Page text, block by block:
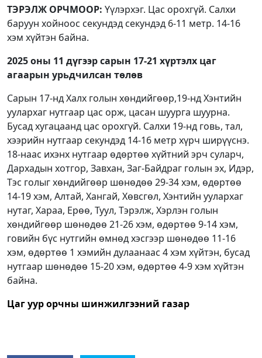
ТЭРЭЛЖ ОРЧМООР: Үүлэрхэг. Цас орохгүй. Салхи
баруун хойноос секундэд секундэд 6-11 метр. 14-16
хэм хүйтэн байна.
2025 оны 11 дүгээр сарын 17-21 хүртэлх цаг
агаарын урьдчилсан төлөв
Сарын 17-нд Халх голын хөндийгөөр,19-нд Хэнтийн
уулархаг нутгаар цас орж, цасан шуурга шуурна.
Бусад хугацаанд цас орохгүй. Салхи 19-нд говь, тал,
хээрийн нутгаар секундэд 14-16 метр хүрч ширүүснэ.
18-наас ихэнх нутгаар өдөртөө хүйтний эрч суларч,
Дархадын хотгор, Завхан, Заг-Байдраг голын эх, Идэр,
Тэс голыг хөндийгөөр шөнөдөө 29-34 хэм, өдөртөө
14-19 хэм, Алтай, Хангай, Хөвсгөл, Хэнтийн уулархаг
нутаг, Хараа, Ерөө, Туул, Тэрэлж, Хэрлэн голын
хөндийгөөр шөнөдөө 21-26 хэм, өдөртөө 9-14 хэм,
говийн бүс нутгийн өмнөд хэсгээр шөнөдөө 11-16
хэм, өдөртөө 1 хэмийн дулаанаас 4 хэм хүйтэн, бусад
нутгаар шөнөдөө 15-20 хэм, өдөртөө 4-9 хэм хүйтэн
байна.
Цаг уур орчны шинжилгээний газар